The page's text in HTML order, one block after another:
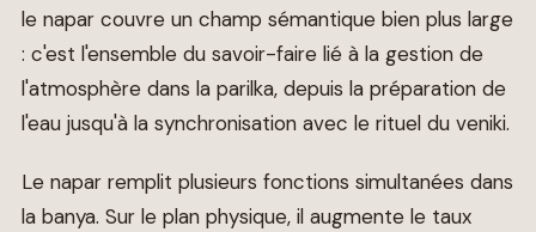
le napar couvre un champ sémantique bien plus large
: c'est l'ensemble du savoir-faire lié à la gestion de
l'atmosphère dans la parilka, depuis la préparation de
l'eau jusqu'à la synchronisation avec le rituel du veniki.
Le napar remplit plusieurs fonctions simultanées dans
la banya. Sur le plan physique, il augmente le taux